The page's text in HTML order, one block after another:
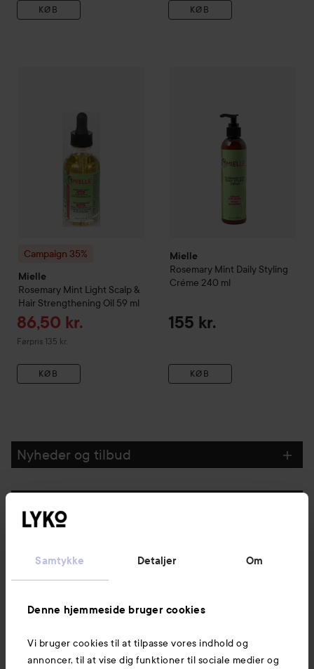
Samtykke Detaljer Om
Denne hjemmeside bruger cookies
Vi bruger cookies til at tilpasse vores indhold og
annoncer, til at vise dig funktioner til sociale medier og
KØB KØB
Campaign 35%
Mielle
Rosemary Mint Light Scalp &
Hair Strengthening Oil 59 ml
Tilbudspris
86,50 kr.
Førpris 135 kr.
Ordinarie pris 135 kr.
KØB
Mielle
Rosemary Mint Daily Styling
Créme 240 ml
155 kr.
KØB
Nyheder og tilbud
Kundeservice
Information
Mere at udforske